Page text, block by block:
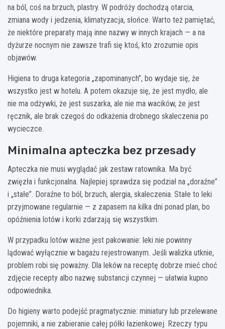
na ból, coś na brzuch, plastry. W podróży dochodzą otarcia,
zmiana wody i jedzenia, klimatyzacja, słońce. Warto też pamiętać,
że niektóre preparaty mają inne nazwy w innych krajach — a na
dyżurze nocnym nie zawsze trafi się ktoś, kto zrozumie opis
objawów.
Higiena to druga kategoria „zapominanych”, bo wydaje się, że
wszystko jest w hotelu. A potem okazuje się, że jest mydło, ale
nie ma odżywki, że jest suszarka, ale nie ma wacików, że jest
ręcznik, ale brak czegoś do odkażenia drobnego skaleczenia po
wycieczce.
Minimalna apteczka bez przesady
Apteczka nie musi wyglądać jak zestaw ratownika. Ma być
zwięzła i funkcjonalna. Najlepiej sprawdza się podział na „doraźne”
i „stałe”. Doraźne to ból, brzuch, alergia, skaleczenia. Stałe to leki
przyjmowane regularnie — z zapasem na kilka dni ponad plan, bo
opóźnienia lotów i korki zdarzają się wszystkim.
W przypadku lotów ważne jest pakowanie: leki nie powinny
lądować wyłącznie w bagażu rejestrowanym. Jeśli walizka utknie,
problem robi się poważny. Dla leków na receptę dobrze mieć choć
zdjęcie recepty albo nazwę substancji czynnej — ułatwia kupno
odpowiednika.
Do higieny warto podejść pragmatycznie: miniatury lub przelewane
pojemniki, a nie zabieranie całej półki łazienkowej. Rzeczy typu